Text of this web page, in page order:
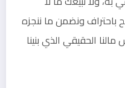
ونضمن ما ننجزه
الحقيقي الذي بنينا